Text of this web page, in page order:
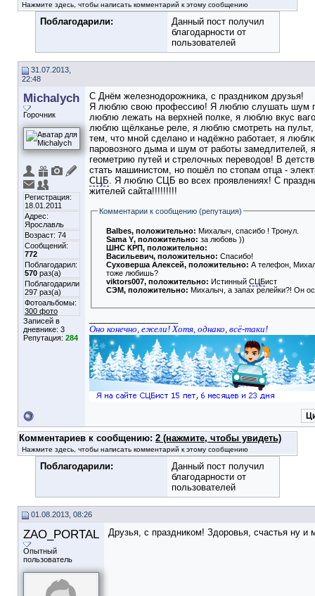
Нажмите здесь, чтобы написать комментарий к этому сообщению
Поблагодарили:
Данный пост получил
благодарности от
пользователей
31.07.2013,
22:48
Michalych
Горочник
Регистрация:
18.01.2011
Адрес:
Ярославль
Возраст: 74
Сообщений:
772
Поблагодарил:
570 раз(а)
Поблагодарили
297 раз(а)
Фотоальбомы:
300 фото
Записей в
дневнике: 3
Репутация: 284
С Днём железнодорожника, с праздником друзья!
Я люблю свою профессию! Я люблю слушать шум
люблю лежать на верхней полке, я люблю вкус
люблю щёлканье реле, я люблю смотреть на пульт,
тем, что мной сделано и надёжно работает, я
паровозного дыма и шум от работы замедлителей,
геометрию путей и стрелочных переводов! В
стать машинистом, но пошёл по стопам отца -
СЦБ. Я люблю СЦБ во всех проявлениях! С
жителей сайта!!!!!!!!!
Комментарии к сообщению (репутация)
Balbes, положительно:Михалыч, спасибо ! Тронул.
Sama Y, положительно:за любовь ))
ШНС КРП, положительно:
Васильевич, положительно:Спасибо!
Суховерша Алексей, положительно:А телефон,
тоже любишь?
viktors007, положительно:ИстинныйСЦБист
СЭМ, положительно:Михалыч, а запах релейки?! Он
Оно конечно, ежели! Хотя, однако, всё-таки!
Комментариев к сообщению: 2 (нажмите, чтобы увидеть)
Нажмите здесь, чтобы написать комментарий к этому сообщению
Поблагодарили:
Данный пост получил
благодарности от
пользователей
01.08.2013, 08:26
ZAO_PORTAL
Опытный
пользователь
Друзья, с праздником! Здоровья, счастья ну и